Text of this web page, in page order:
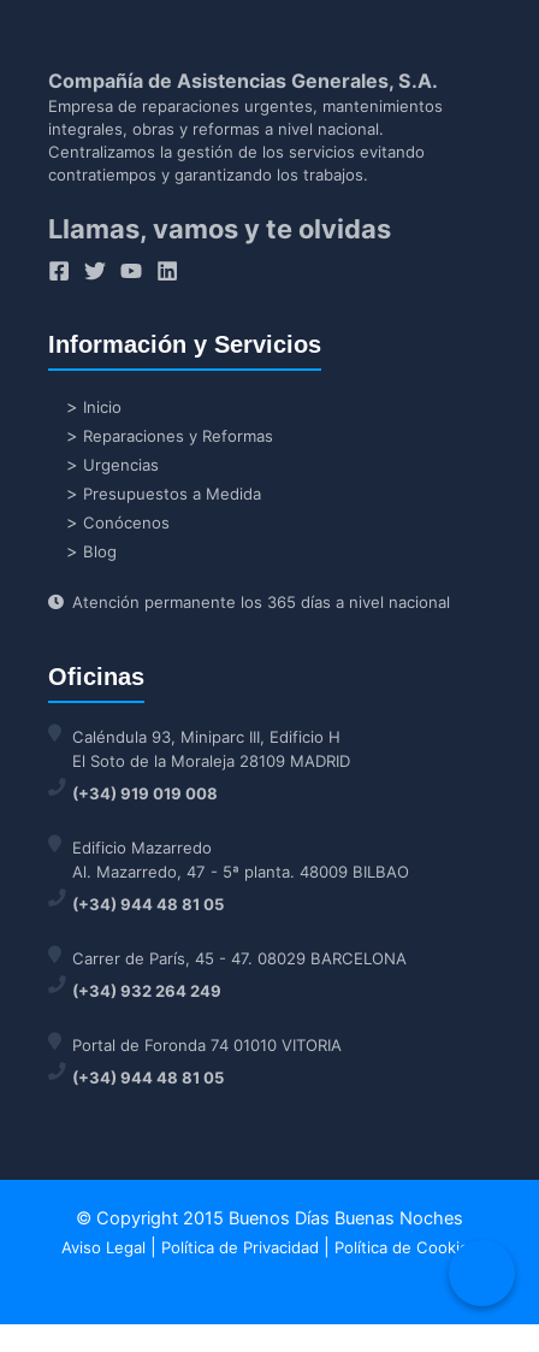
Compañía de Asistencias Generales, S.A.
Empresa de reparaciones urgentes, mantenimientos
integrales, obras y reformas a nivel nacional.
Centralizamos la gestión de los servicios evitando
contratiempos y garantizando los trabajos.
Llamas, vamos y te olvidas
Información y Servicios
Inicio
Reparaciones y Reformas
Urgencias
Presupuestos a Medida
Conócenos
Blog
Atención permanente los 365 días a nivel nacional
Oficinas
Caléndula 93, Miniparc III, Edificio H
El Soto de la Moraleja 28109 MADRID
(+34) 919 019 008
Edificio Mazarredo
Al. Mazarredo, 47 - 5ª planta. 48009 BILBAO
(+34) 944 48 81 05
Carrer de París, 45 - 47. 08029 BARCELONA
(+34) 932 264 249
Portal de Foronda 74 01010 VITORIA
(+34) 944 48 81 05
© Copyright 2015 Buenos Días Buenas Noches
Aviso Legal Política de Privacidad Política de Cookies